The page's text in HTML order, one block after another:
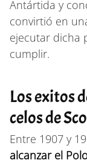
Antártida y
convirtió en
ejecutar dicha
cumplir.
Los exitos
celos de
Entre 1907 y
alcanzar el